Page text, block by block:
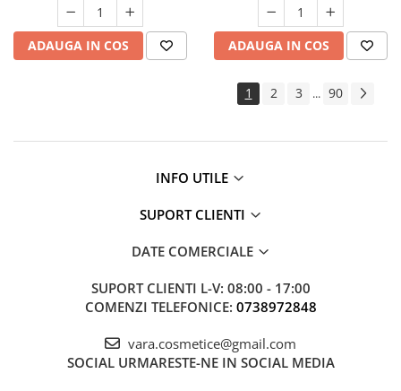
ADAUGA IN COS ADAUGA IN COS
1 2 3 ... 90
INFO UTILE
SUPORT CLIENTI
DATE COMERCIALE
SUPORT CLIENTI L-V: 08:00 - 17:00
COMENZI TELEFONICE: 0738972848
vara.cosmetice@gmail.com
SOCIAL URMARESTE-NE IN SOCIAL MEDIA